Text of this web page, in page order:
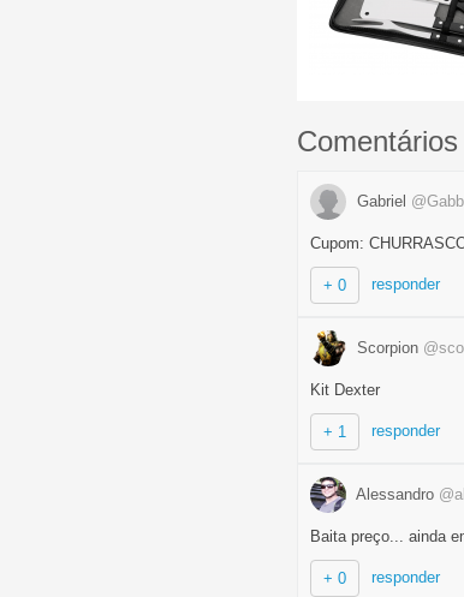
Comentários
Gabriel
Cupom:
+ 0 responder
Scorpion
Kit Dexter
+ 1 responder
Alessandro
Baita preço... ainda
+ 0 responder